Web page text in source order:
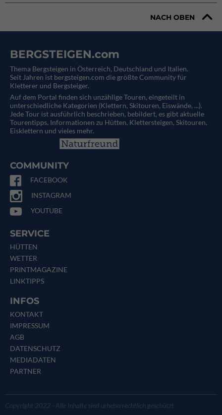
NACH OBEN
BERGSTEIGEN.com
Thema Bergsteigen in Österreich, Deutschland und Italien.
Seit Jahren ist bergsteigen.com die größte Community für
Kletterer und Bergsteiger.
Auf dem Portal finden sich unzählige Touren, eingeteilt in
unterschiedliche Kategorien (Klettern, Skitouren, Eiswände, ...).
Jede Tour ist ausführlich beschrieben, bebildert, es gibt aktuelle
Tourentipps, Informationen zu Hütten, Klettersteigen, Skitouren,
Eisklettern und vieles mehr.
COMMUNITY
FACEBOOK
INSTAGRAM
YOUTUBE
SERVICE
HÜTTEN
WETTER
PRINTMAGAZINE
LINKTIPPS
INFOS
KONTAKT
IMPRESSUM
AGB
DATENSCHUTZ
MEDIADATEN
PARTNER
Copyright 2022 - Alle Inhalte sind urheberrechtlich geschützt